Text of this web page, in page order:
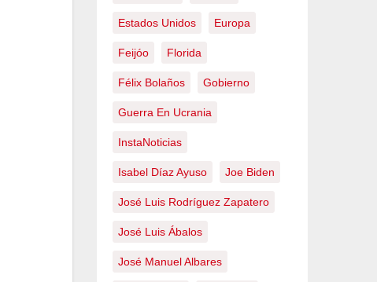
Estados Unidos Europa
Feijóo Florida
Félix Bolaños Gobierno
Guerra En Ucrania
InstaNoticias
Isabel Díaz Ayuso Joe Biden
José Luis Rodríguez Zapatero
José Luis Ábalos
José Manuel Albares